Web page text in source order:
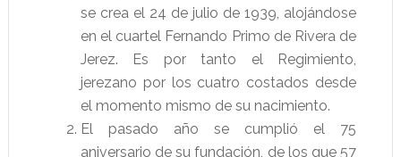
se crea el 24 de julio de 1939, alojándose
en el cuartel Fernando Primo de Rivera de
Jerez. Es por tanto el Regimiento,
jerezano por los cuatro costados desde
el momento mismo de su nacimiento.
El pasado año se cumplió el 75
aniversario de su fundación, de los que 57